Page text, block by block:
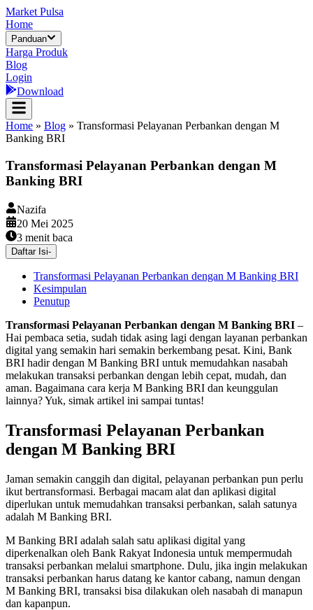
Market Pulsa
Home
Panduan
Harga Produk
Blog
Login
Download
Home » Blog » Transformasi Pelayanan Perbankan dengan M
Banking BRI
Transformasi Pelayanan Perbankan dengan M
Banking BRI
Nazifa
20 Mei 2025
3 menit baca
Daftar Isi-
Transformasi Pelayanan Perbankan dengan M Banking BRI
Kesimpulan
Penutup
Transformasi Pelayanan Perbankan dengan M Banking BRI –
Hai pembaca setia, sudah tidak asing lagi dengan layanan perbankan
digital yang semakin hari semakin berkembang pesat. Kini, Bank
BRI hadir dengan M Banking BRI untuk memudahkan nasabah
melakukan transaksi perbankan dengan lebih cepat, mudah, dan
aman. Bagaimana cara kerja M Banking BRI dan keunggulan
lainnya? Yuk, simak artikel ini sampai tuntas!
Transformasi Pelayanan Perbankan
dengan M Banking BRI
Jaman semakin canggih dan digital, pelayanan perbankan pun perlu
ikut bertransformasi. Berbagai macam alat dan aplikasi digital
diperlukan untuk memudahkan transaksi perbankan, salah satunya
adalah M Banking BRI.
M Banking BRI adalah salah satu aplikasi digital yang
diperkenalkan oleh Bank Rakyat Indonesia untuk mempermudah
transaksi perbankan melalui smartphone. Dulu, jika ingin melakukan
transaksi perbankan harus datang ke kantor cabang, namun dengan
M Banking BRI, transaksi bisa dilakukan oleh nasabah di manapun
dan kapanpun.